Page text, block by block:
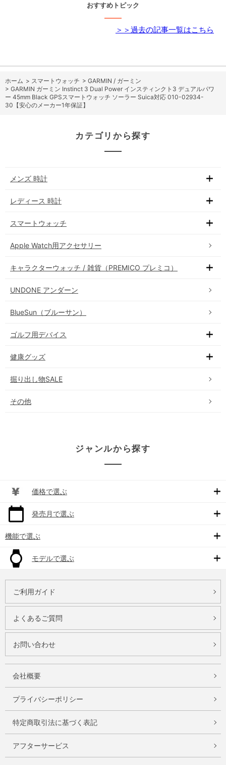
おすすめトピック
＞＞過去の記事一覧はこちら
ホーム > スマートウォッチ > GARMIN / ガーミン
> GARMIN ガーミン Instinct 3 Dual Power インスティンクト3 デュアルパワ
ー 45mm Black GPSスマートウォッチ ソーラー Suica対応 010-02934-
30【安心のメーカー1年保証】
カテゴリから探す
メンズ 時計
レディース 時計
スマートウォッチ
Apple Watch用アクセサリー
キャラクターウォッチ / 雑貨（PREMICO プレミコ）
UNDONE アンダーン
BlueSun（ブルーサン）
ゴルフ用デバイス
健康グッズ
掘り出し物SALE
その他
ジャンルから探す
価格で選ぶ
発売月で選ぶ
機能で選ぶ
モデルで選ぶ
ご利用ガイド
よくあるご質問
お問い合わせ
会社概要
プライバシーポリシー
特定商取引法に基づく表記
アフターサービス